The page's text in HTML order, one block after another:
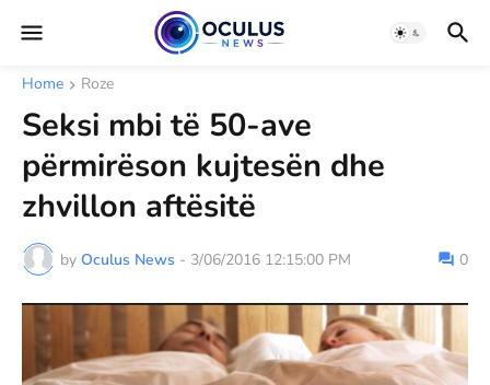
Home Roze
Seksi mbi të 50-ave
përmirëson kujtesën dhe
zhvillon aftësitë
by Oculus News - 3/06/2016 12:15:00 PM 0